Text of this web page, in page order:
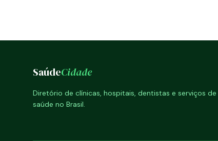
SaúdeCidade
Diretório de clínicas, hospitais, dentistas e serviços de
saúde no Brasil.